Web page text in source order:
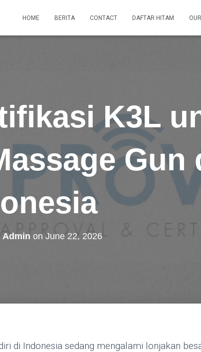
HOME BERITA CONTACT DAFTAR HITAM
K3L
Gun
Admin on June 22, 2026
di Indonesia sedang mengalami lonjakan